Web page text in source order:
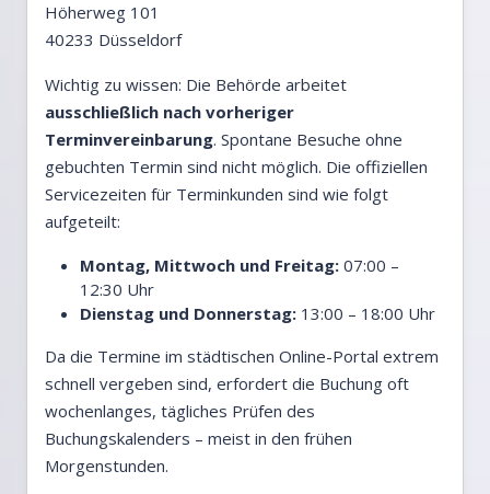
Höherweg 101
40233 Düsseldorf
Wichtig zu wissen: Die Behörde arbeitet
ausschließlich nach vorheriger
Terminvereinbarung. Spontane Besuche ohne
gebuchten Termin sind nicht möglich. Die offiziellen
Servicezeiten für Terminkunden sind wie folgt
aufgeteilt:
Montag, Mittwoch und Freitag: 07:00 –
12:30 Uhr
Dienstag und Donnerstag: 13:00 – 18:00 Uhr
Da die Termine im städtischen Online-Portal extrem
schnell vergeben sind, erfordert die Buchung oft
wochenlanges, tägliches Prüfen des
Buchungskalenders – meist in den frühen
Morgenstunden.